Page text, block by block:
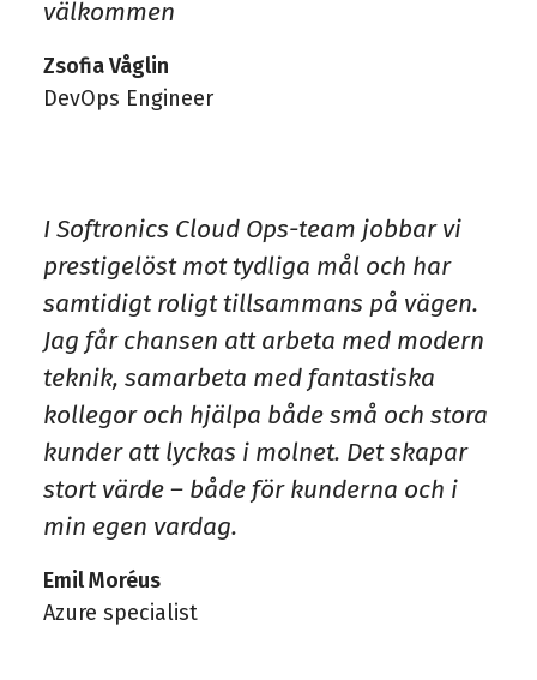
välkommen
Zsofia Våglin
DevOps Engineer
I Softronics Cloud Ops-team jobbar vi
prestigelöst mot tydliga mål och har
samtidigt roligt tillsammans på vägen.
Jag får chansen att arbeta med modern
teknik, samarbeta med fantastiska
kollegor och hjälpa både små och stora
kunder att lyckas i molnet. Det skapar
stort värde – både för kunderna och i
min egen vardag.
Emil Moréus
Azure specialist